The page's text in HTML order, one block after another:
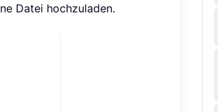
Datei hochzuladen.